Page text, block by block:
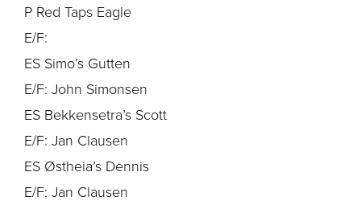
P Red Taps Eagle
E/F:
ES Simo’s Gutten
E/F: John Simonsen
ES Bekkensetra’s Scott
E/F: Jan Clausen
ES Østheia’s Dennis
E/F: Jan Clausen